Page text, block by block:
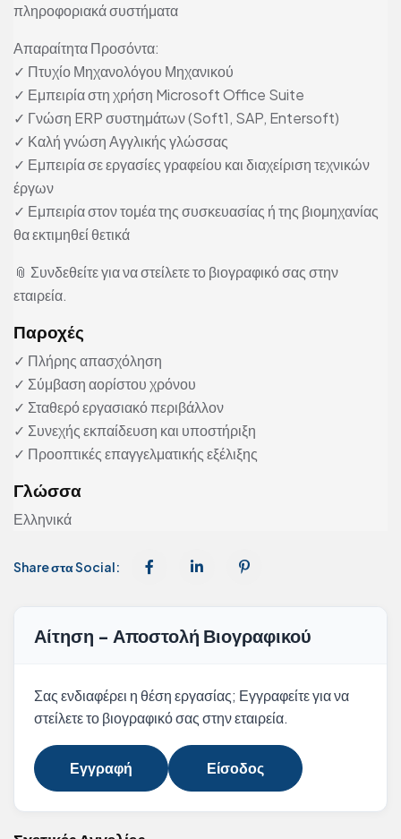
πληροφοριακά συστήματα
Απαραίτητα Προσόντα:
✓ Πτυχίο Μηχανολόγου Μηχανικού
✓ Εμπειρία στη χρήση Microsoft Office Suite
✓ Γνώση ERP συστημάτων (Soft1, SAP, Entersoft)
✓ Καλή γνώση Αγγλικής γλώσσας
✓ Εμπειρία σε εργασίες γραφείου και διαχείριση τεχνικών
έργων
✓ Εμπειρία στον τομέα της συσκευασίας ή της βιομηχανίας
θα εκτιμηθεί θετικά
📎 Συνδεθείτε για να στείλετε το βιογραφικό σας στην
εταιρεία.
Παροχές
✓ Πλήρης απασχόληση
✓ Σύμβαση αορίστου χρόνου
✓ Σταθερό εργασιακό περιβάλλον
✓ Συνεχής εκπαίδευση και υποστήριξη
✓ Προοπτικές επαγγελματικής εξέλιξης
Γλώσσα
Ελληνικά
Share στα Social:
Αίτηση - Αποστολή Βιογραφικού
Σας ενδιαφέρει η θέση εργασίας; Εγγραφείτε για να
στείλετε το βιογραφικό σας στην εταιρεία.
Εγγραφή Είσοδος